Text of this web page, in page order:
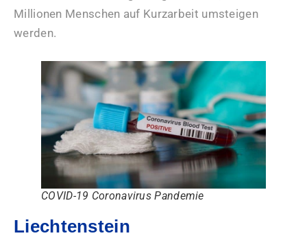
Millionen Menschen auf Kurzarbeit umsteigen
werden.
COVID-19 Coronavirus Pandemie
Liechtenstein